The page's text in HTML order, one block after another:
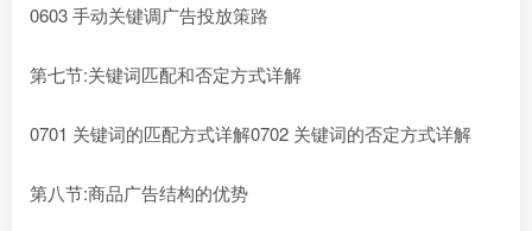
0603 手动关键调广告投放策路
第七节:关键词匹配和否定方式详解
0701 关键词的匹配方式详解0702 关键词的否定方式详解
第八节:商品广告结构的优势